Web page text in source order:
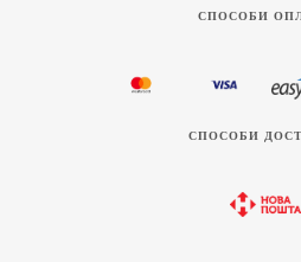
СПОСОБИ
СПОСОБИ